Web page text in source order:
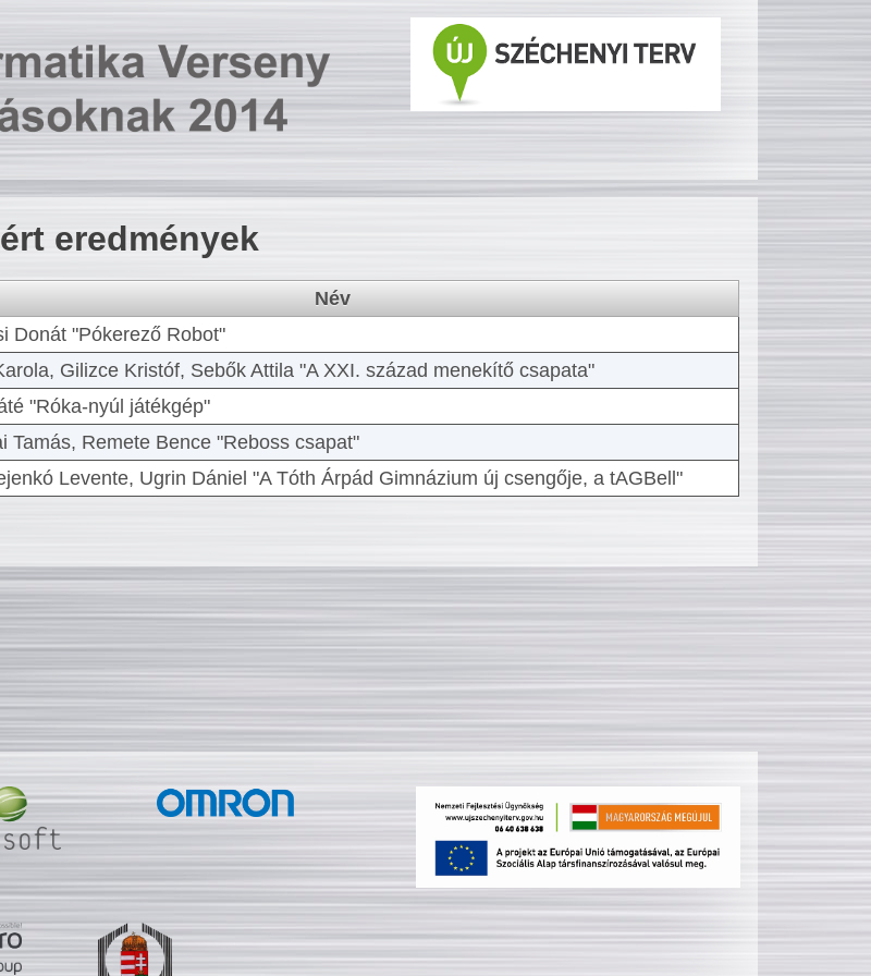
eredmények
Név
Donát "Pókerező Robot"
Gilizce Kristóf, Sebők Attila "A XXI. század menekítő csapata"
"Róka-nyúl játékgép"
Tamás, Remete Bence "Reboss csapat"
Levente, Ugrin Dániel "A Tóth Árpád Gimnázium új csengője, a tAGBell"